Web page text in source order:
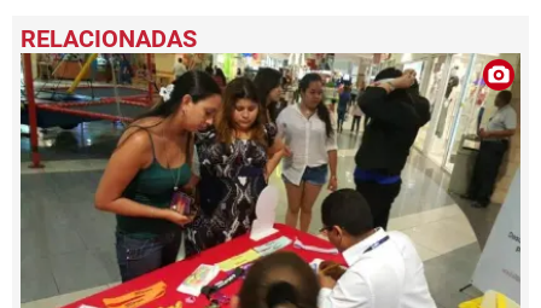
seconds
of
1
minute,
3
seconds